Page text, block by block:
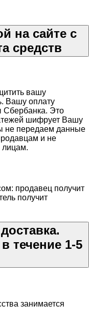
на сайте с
средств
вашу
Вашу оплату
Сбербанка. Это
шифрует Вашу
не передаем данные
и не
продавец получит
получит
течение 1-5
занимается